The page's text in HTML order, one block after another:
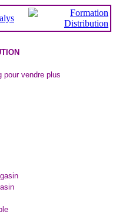
pour vendre plus